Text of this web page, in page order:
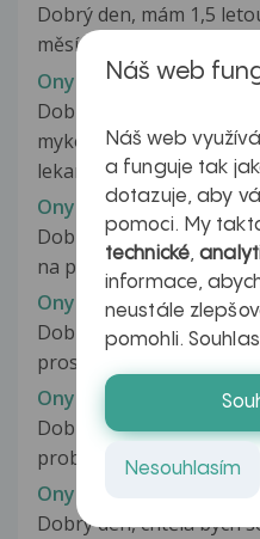
Dobrý den, mám 1,5
měsíci se jí začala dělat
Onychodystrofie
Dobrý den, na můj
mykózy nehtů (http://
lekare/mykoza-nehtu-
Onycholýza
Dobry den, zjistila jsem,
na palcich onycholyzu.
Onycholýza
Dobrý den, před pár
prostředníčku a
Onychomykosa
Dobrý den, ráda bych
problému syna. Syn je
Onychomykóza
Dobrý den, chtěla bych
Náš web
Náš web
a funguje tak
dotazuje, aby
pomoci. My
technické,
informace,
neustále
pomohli.
Nesouhlasím